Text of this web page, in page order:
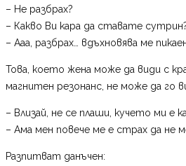
– Не разбрах?
– Какво Ви кара да ставате
– Ааа, разбрах… вдъхновява ме
Това, което жена може да види с
магнитен резонанс, не може да го
– Влизай, не се плаши, кучето ми е
– Ама мен повече ме е страх да не
Разпитват данъчен: